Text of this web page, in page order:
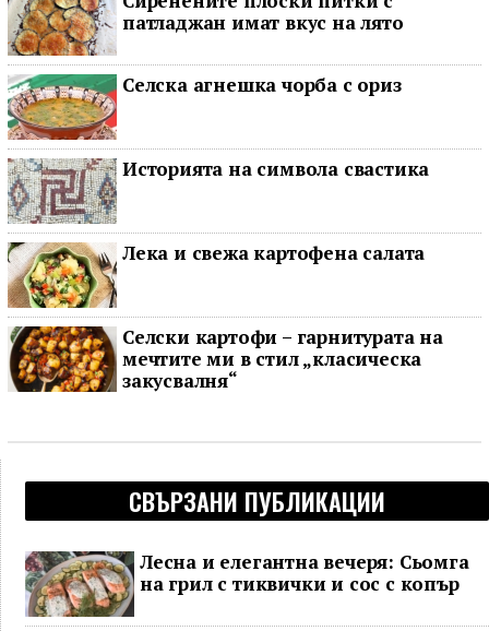
патладжан имат вкус на лято
Селска агнешка чорба с ориз
Историята на символа свастика
Лека и свежа картофена салата
Селски картофи – гарнитурата на
мечтите ми в стил „класическа
закусвалня“
СВЪРЗАНИ ПУБЛИКАЦИИ
Лесна и елегантна вечеря: Сьомга
на грил с тиквички и сос с копър